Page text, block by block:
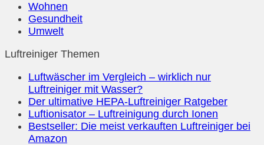
Wohnen
Gesundheit
Umwelt
Luftreiniger Themen
Luftwäscher im Vergleich – wirklich nur
Luftreiniger mit Wasser?
Der ultimative HEPA-Luftreiniger Ratgeber
Luftionisator – Luftreinigung durch Ionen
Bestseller: Die meist verkauften Luftreiniger bei
Amazon